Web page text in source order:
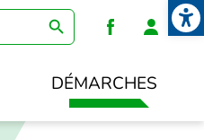
DÉMARCHES